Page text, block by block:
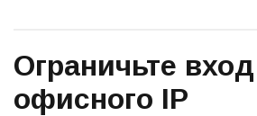
Ограничьте
офисного IP